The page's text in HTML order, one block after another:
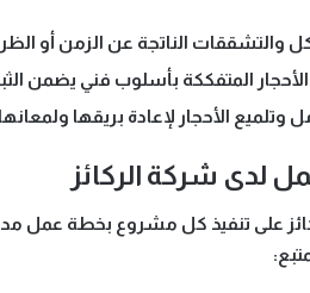
والتشققات الناتجة عن الزمن أو
المتفككة بأسلوب فني يضمن
الأحجار لإعادة بريقها
لدى شركة الركائز
على تنفيذ كل مشروع بخطة عمل